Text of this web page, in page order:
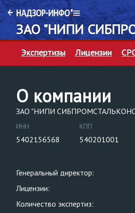
ЗАО "НИПИ
Экспертизы Лицензии
О компании
ЗАО "НИПИ
ИНН
5402156568
КПП
540201001
Генеральный директор:
Лицензии:
Количество экспертиз: